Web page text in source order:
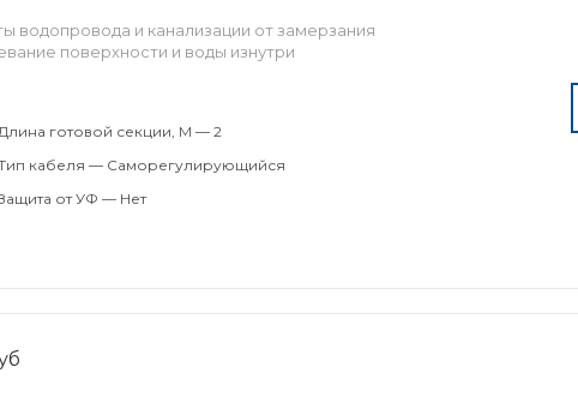
водопровода и канализации от замерзания
поверхности и воды изнутри
готовой секции, М — 2
кабеля — Саморегулирующийся
от УФ — Нет